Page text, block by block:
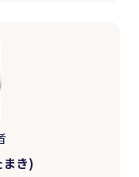
き)